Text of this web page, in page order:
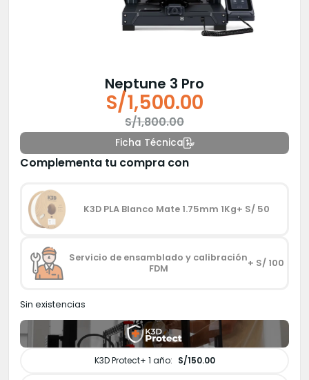
Neptune 3 Pro
S/1,800.00
precio
original
S/1,800.00.
S/1,500.00
precio
actual
S/1,500.00.
Ficha Técnica
Complementa tu compra con
K3D PLA Blanco Mate 1.75mm 1Kg+ S/ 50
Servicio de ensamblado y calibración
FDM
+ S/ 100
Sin existencias
K3D Protect+ 1 año: S/150.00